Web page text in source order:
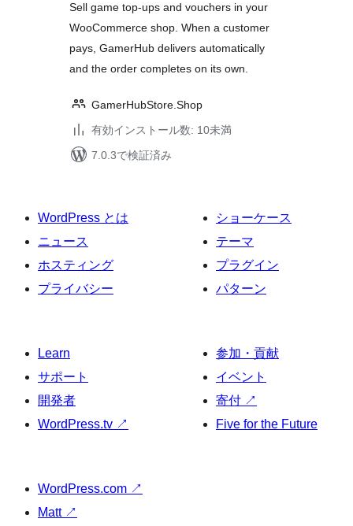
Sell game top-ups and vouchers in your
WooCommerce shop. When a customer
pays, GamerHub delivers automatically
and the order completes on its own.
GamerHubStore.Shop
有効インストール数: 10未満
7.0.3で検証済み
WordPress とは
ニュース
ホスティング
プライバシー
ショーケース
テーマ
プラグイン
パターン
Learn
サポート
開発者
WordPress.tv ↗
参加・貢献
イベント
寄付 ↗
Five for the Future
WordPress.com ↗
Matt ↗